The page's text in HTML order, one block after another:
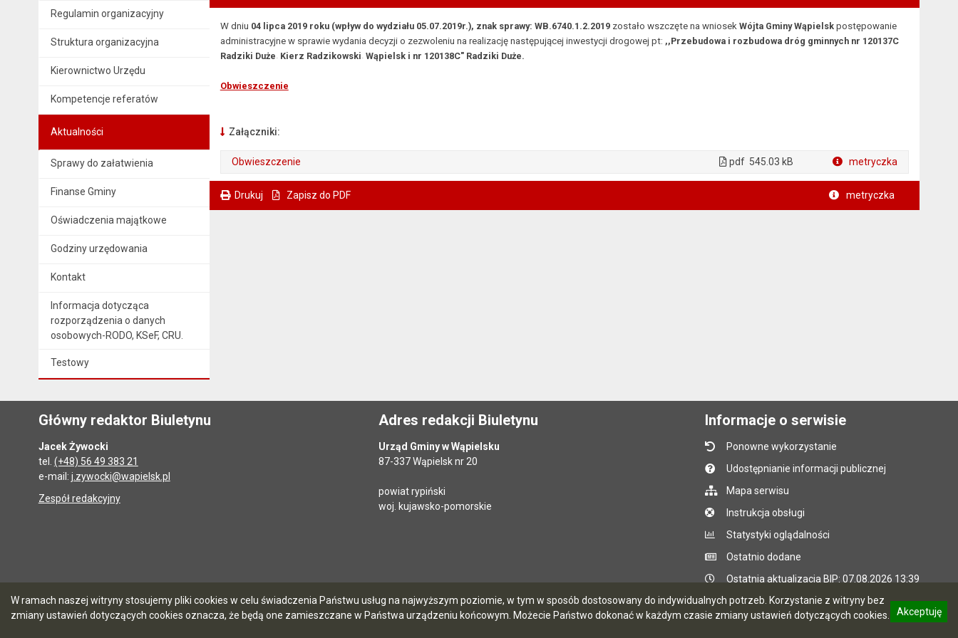
W ramach naszej witryny stosujemy pliki cookies w celu świadczenia Państwu usług na najwyższym poziomie, w tym w sposób dostosowany do indywidualnych potrzeb. Korzystanie z witryny bez
zmiany ustawień dotyczących cookies oznacza, że będą one zamieszczane w Państwa urządzeniu końcowym. Możecie Państwo dokonać w każdym czasie zmiany ustawień dotyczących cookies.
Akceptuję
Regulamin organizacyjny
Struktura organizacyjna
Kierownictwo Urzędu
Kompetencje referatów
Aktualności
Sprawy do załatwienia
Finanse Gminy
Oświadczenia majątkowe
Godziny urzędowania
Kontakt
Informacja dotycząca
rozporządzenia o danych
osobowych-RODO, KSeF, CRU.
Testowy
Wdniu 04 lipca 2019 roku (wpływ do wydziału 05.07.2019r.), znak sprawy: WB.6740.1.2.2019 zostało wszczęte na wniosek Wójta Gminy Wąpielskpostępowanie
administracyjne w sprawie wydania decyzjio zezwoleniu na realizację następującej inwestycji drogowej pt: ,,Przebudowa i rozbudowa dróg gminnych nr 120137C
Radziki Duże -Kierz Radzikowski -Wąpielsk i nr 120138C" Radziki Duże.
Obwieszczenie
Załączniki:
Obwieszczenie pdf 545.03 kB metryczka
Drukuj Zapisz do PDF metryczka
Główny redaktor Biuletynu
Jacek Żywocki
tel. (+48) 56 49 383 21
e-mail: j.zywocki@wapielsk.pl
Zespół redakcyjny
Adres redakcji Biuletynu
Urząd Gminy w Wąpielsku
87-337 Wąpielsk nr 20
powiat rypiński
woj. kujawsko-pomorskie
Informacje o serwisie
Ponowne wykorzystanie
Udostępnianie informacji publicznej
Mapa serwisu
Instrukcja obsługi
Statystyki oglądalności
Ostatnio dodane
Ostatnia aktualizacja BIP: 07.08.2026 13:39
5.7.0 [90] CMS i hosting: Logonet Sp. z o.o. w Bydgoszczy